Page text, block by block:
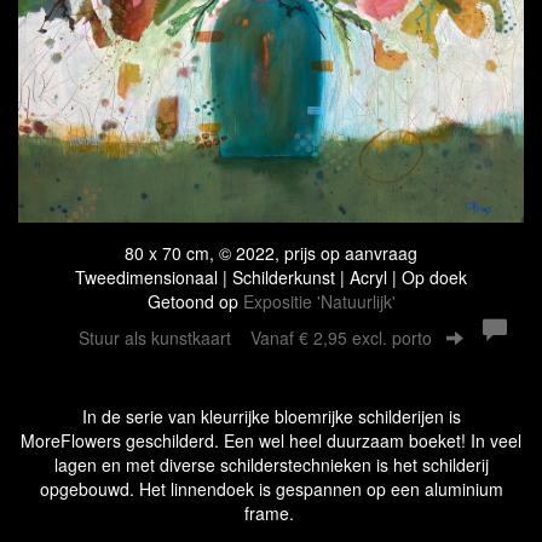
80 x 70 cm, © 2022, prijs op aanvraag
Tweedimensionaal | Schilderkunst | Acryl | Op doek
Getoond op Expositie 'Natuurlijk'
Stuur als kunstkaart Vanaf € 2,95 excl. porto
In de serie van kleurrijke bloemrijke schilderijen is
MoreFlowers geschilderd. Een wel heel duurzaam boeket! In veel
lagen en met diverse schilderstechnieken is het schilderij
opgebouwd. Het linnendoek is gespannen op een aluminium
frame.